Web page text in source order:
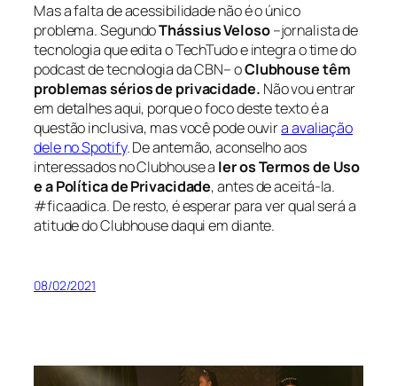
Mas a falta de acessibilidade não é o único
problema. SegundoThássius Veloso–jornalista de
tecnologia que edita o TechTudo e integra o time do
podcast de tecnologia da CBN– oClubhouse têm
problemas sérios de privacidade. Não vou entrar
em detalhes aqui, porque o foco deste texto é a
questão inclusiva, mas você pode ouvira avaliação
dele no Spotify. De antemão, aconselho aos
interessados no Clubhouse a ler os Termos de Uso
e a Política de Privacidade, antes de aceitá-la.
#ficaadica. De resto, é esperar para ver qual será a
atitude do Clubhouse daqui em diante.
08/02/2021